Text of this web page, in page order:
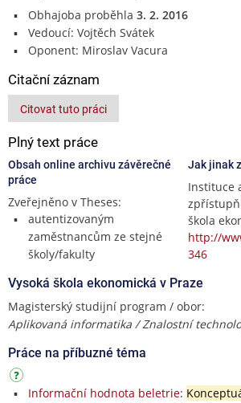
Obhajoba proběhla 3. 2. 2016
Vedoucí: Vojtěch Svátek
Oponent: Miroslav Vacura
Citační záznam
Citovat tuto práci
Plný text práce
Obsah online archivu závěrečné
práce
Zveřejněno v Theses:
autentizovaným
zaměstnancům ze stejné
školy/fakulty
Jak jinak
Instituce
škola
http://
346
Vysoká škola ekonomická v Praze
Magisterský studijní program / obor:
Aplikovaná informatika / Znalostní
Práce na příbuzné téma
Informační hodnota beletrie: